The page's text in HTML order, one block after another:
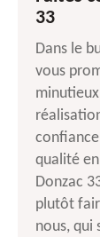
33
Dans le
vous
qualité
Donzac
plutôt
nous, qui